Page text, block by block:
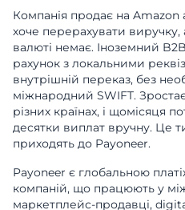
Компанія продає на Amazon
хоче перерахувати виручку,
валюті немає. Іноземний
рахунок з локальними
внутрішній переказ, без
міжнародний SWIFT. Зростає
різних країнах, і щомісяця
десятки виплат вручну. Це
приходять до Payoneer.
Payoneer є глобальною
компаній, що працюють у
маркетплейс-продавці,